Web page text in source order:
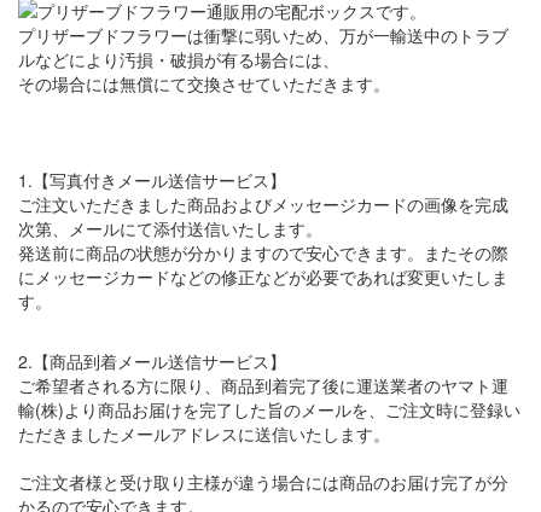
プリザーブドフラワーは衝撃に弱いため、万が一輸送中のトラブ
ルなどにより汚損・破損が有る場合には、
その場合には無償にて交換させていただきます。
1.【写真付きメール送信サービス】
ご注文いただきました商品およびメッセージカードの画像を完成
次第、メールにて添付送信いたします。
発送前に商品の状態が分かりますので安心できます。またその際
にメッセージカードなどの修正などが必要であれば変更いたしま
す。
2.【商品到着メール送信サービス】
ご希望者される方に限り、商品到着完了後に運送業者のヤマト運
輸(株)より商品お届けを完了した旨のメールを、ご注文時に登録い
ただきましたメールアドレスに送信いたします。
ご注文者様と受け取り主様が違う場合には商品のお届け完了が分
かるので安心できます。